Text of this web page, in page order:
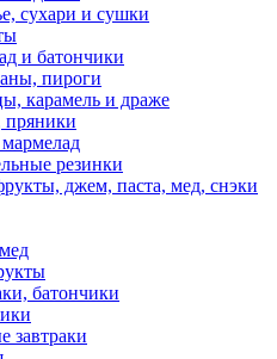
сухари и сушки
и батончики
пироги
карамель и драже
резинки
джем, паста, мед, снэки
батончики
завтраки